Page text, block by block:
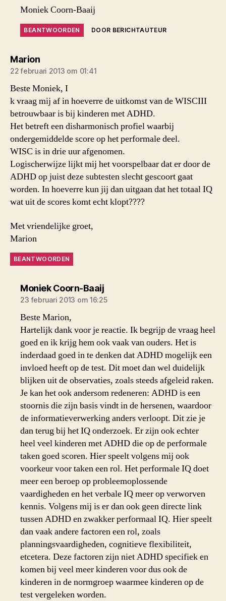
Moniek Coorn-Baaij
BEANTWOORDEN DOOR BERICHTAUTEUR
Marionzegt:
22 februari 2013 om 01:41
Beste Moniek, I
k vraag mij af in hoeverre de uitkomst van de WISCIII
betrouwbaar is bij kinderen met ADHD.
Het betreft een disharmonisch profiel waarbij
ondergemiddelde score op het performale deel.
WISC is in drie uur afgenomen.
Logischerwijze lijkt mij het voorspelbaar dat er door de
ADHD op juist deze subtesten slecht gescoort gaat
worden. In hoeverre kun jij dan uitgaan dat het totaal IQ
wat uit de scores komt echt klopt????
Met vriendelijke groet,
Marion
BEANTWOORDEN
Moniek Coorn-Baaijzegt:
23 februari 2013 om 16:25
Beste Marion,
Hartelijk dank voor je reactie. Ik begrijp de vraag heel
goed en ik krijg hem ook vaak van ouders. Het is
inderdaad goed in te denken dat ADHD mogelijk een
invloed heeft op de test. Dit moet dan wel duidelijk
blijken uit de observaties, zoals steeds afgeleid raken.
Je kan het ook andersom redeneren: ADHD is een
stoornis die zijn basis vindt in de hersenen, waardoor
de informatieverwerking anders verloopt. Dit zie je
dan terug bij het IQ onderzoek. Er zijn ook echter
heel veel kinderen met ADHD die op de performale
taken goed scoren. Hier speelt volgens mij ook
voorkeur voor taken een rol. Het performale IQ doet
meer een beroep op probleemoplossende
vaardigheden en het verbale IQ meer op verworven
kennis. Volgens mij is er dan ook geen directe link
tussen ADHD en zwakker performaal IQ. Hier speelt
dan vaak andere factoren een rol, zoals
planningsvaardigheden, cognitieve flexibiliteit,
etcetera. Deze factoren zijn niet ADHD specifiek en
komen bij veel meer kinderen voor dus ook de
kinderen in de normgroep waarmee kinderen op de
test vergeleken worden.